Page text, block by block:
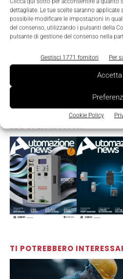
dettagliate. Le tue scelte saranno applicate
possibile modificare le impostazioni in
del consenso, utilizzando i pulsanti della
pulsante di gestione del consenso nella
Gestisci 1771 fornitori Per
Accetta
Cookie Policy
LEGGI LA RIVISTA ⇢
TI POTREBBERO